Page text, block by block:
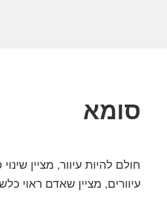
סומא
חולם להיות עיוור, מציין
עיוורים, מציין שאדם ראוי